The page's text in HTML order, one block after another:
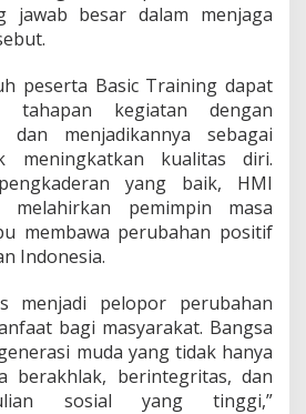
jawab besar dalam menjaga
peserta Basic Training dapat
tahapan kegiatan dengan
dan menjadikannya sebagai
meningkatkan kualitas diri.
yang baik, HMI
melahirkan pemimpin masa
membawa perubahan positif
Indonesia.
menjadi pelopor perubahan
bagi masyarakat. Bangsa
muda yang tidak hanya
berakhlak, berintegritas, dan
sosial yang tinggi,”